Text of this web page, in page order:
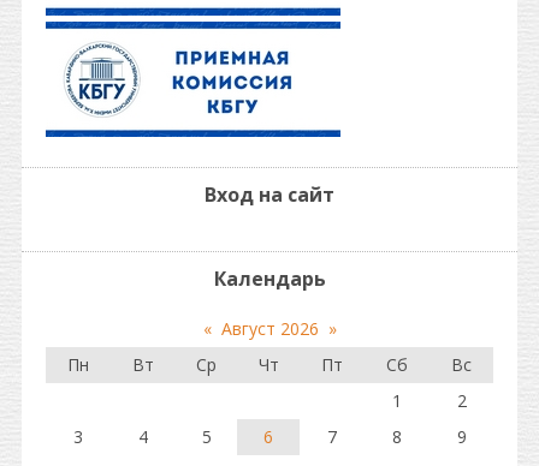
Вход на сайт
Календарь
« Август 2026 »
Пн
Вт Ср Чт Пт Сб
Вс
1
2
3
4 5 6 7 8
9